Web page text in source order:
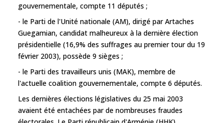
gouvernementale, compte 11 députés ;
- le Parti de l'Unité nationale (AM), dirigé par Artaches
Guegamian, candidat malheureux à la dernière élection
présidentielle (16,9% des suffrages au premier tour du 19
février 2003), possède 9 sièges ;
- le Parti des travailleurs unis (MAK), membre de
l'actuelle coalition gouvernementale, compte 6 députés.
Les dernières élections législatives du 25 mai 2003
avaient été entachées par de nombreuses fraudes